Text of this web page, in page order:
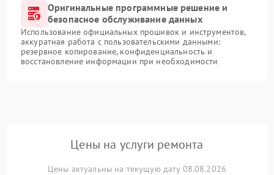
Оригинальные программные решение и
безопасное обслуживание данных
Использование официальных прошивок и инструментов,
аккуратная работа с пользовательскими данными:
резервное копирование, конфиденциальность и
восстановление информации при необходимости
Цены на услуги ремонта
Цены актуальны на текущую дату 08.08.2026